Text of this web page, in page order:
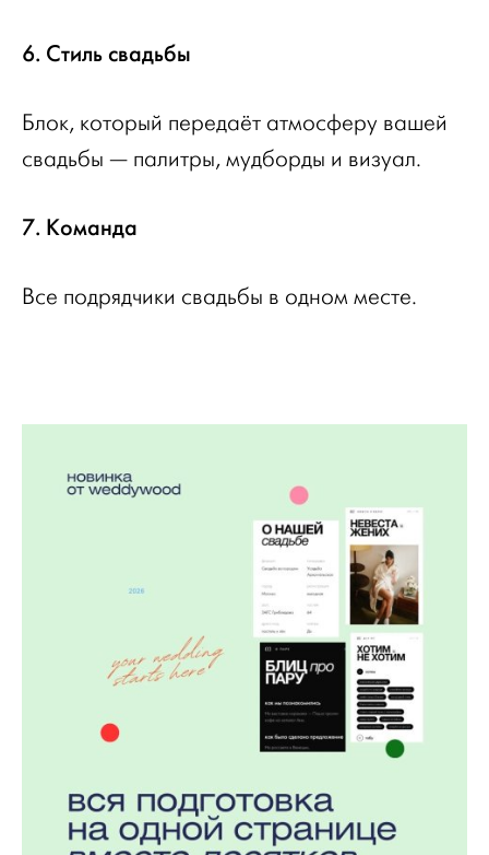
6. Стиль свадьбы
Блок, который передаёт атмосферу вашей
свадьбы — палитры, мудборды и визуал.
7. Команда
Все подрядчики свадьбы в одном месте.